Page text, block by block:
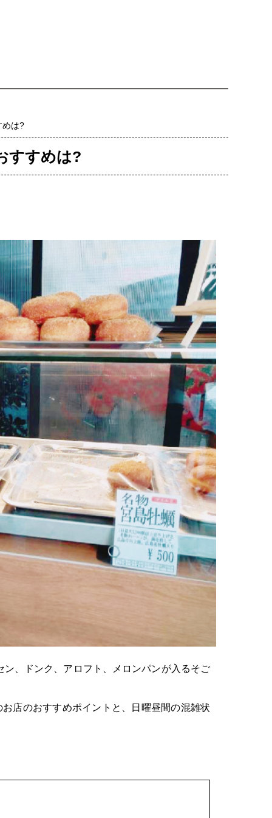
めは?
すすめは?
、ドンク、アロフト、メロンパンが入るそご
店のおすすめポイントと、日曜昼間の混雑状